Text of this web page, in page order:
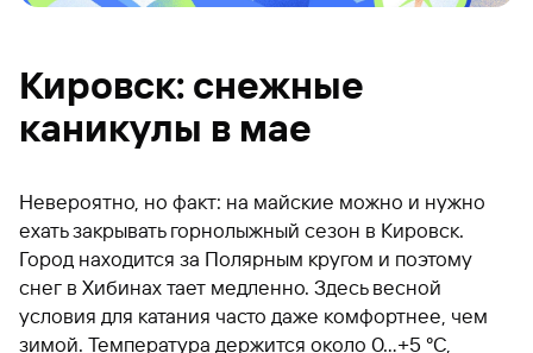
Кировск: снежные
каникулы в мае
Невероятно, но факт: на майские можно и нужно
ехать закрывать горнолыжный сезон в Кировск.
Город находится за Полярным кругом и поэтому
снег в Хибинах тает медленно. Здесь весной
условия для катания часто даже комфортнее, чем
зимой. Температура держится около 0…+5 °C,